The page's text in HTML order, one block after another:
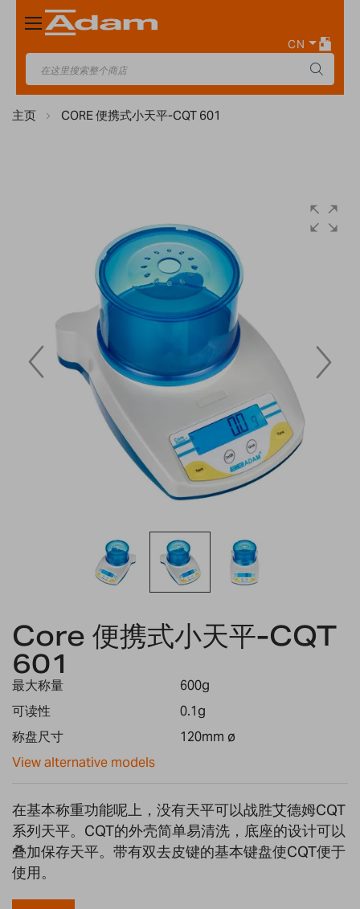
Toggle
Nav
CN
主页 CORE 便携式小天平-CQT 601
the
beginning
of
the
images
Core 便携式小天平-CQT
601
最大称量
600g
可读性
0.1g
称盘尺寸
120mm ø
View alternative models
在基本称重功能呢上，没有天平可以战胜艾德姆CQT
系列天平。CQT的外壳简单易清洗，底座的设计可以
叠加保存天平。带有双去皮键的基本键盘使CQT便于
使用。